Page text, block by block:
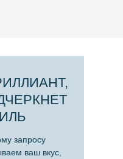
запросу
ваш вкус,